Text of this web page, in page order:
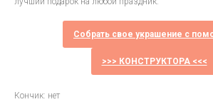
Собрать свое украшение с
>>> КОНСТРУКТОРА <<<
Кончик: нет